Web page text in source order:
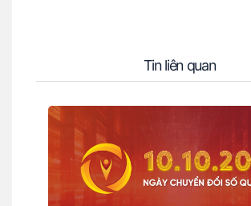
Tin liên quan